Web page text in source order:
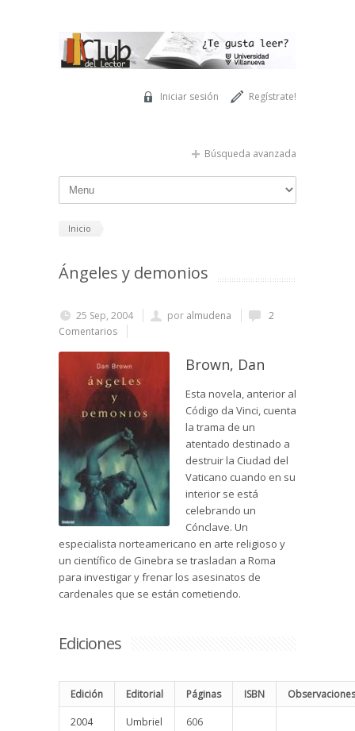
Regístrate!
Iniciar sesión
Búsqueda avanzada
Inicio
Ángeles y demonios
25 Sep, 2004 por almudena
2
Comentarios
Brown, Dan
Esta novela, anterior al
Código da Vinci, cuenta
la trama de un
atentado destinado a
destruir la Ciudad del
Vaticano cuando en su
interior se está
celebrando un
Cónclave. Un
especialista norteamericano en arte religioso y
un científico de Ginebra se trasladan a Roma
para investigar y frenar los asesinatos de
cardenales que se están cometiendo.
Ediciones
Edición Editorial Páginas ISBN Observaciones
2004 Umbriel 606